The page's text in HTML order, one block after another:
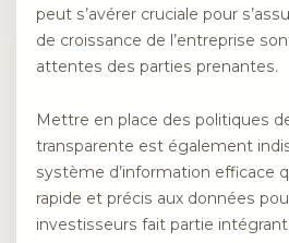
peut s’avérer cruciale pour
de croissance de l’entreprise
attentes des parties prenantes.
Mettre en place des politiques
transparente est également
système d’information efficace
rapide et précis aux données
investisseurs fait partie